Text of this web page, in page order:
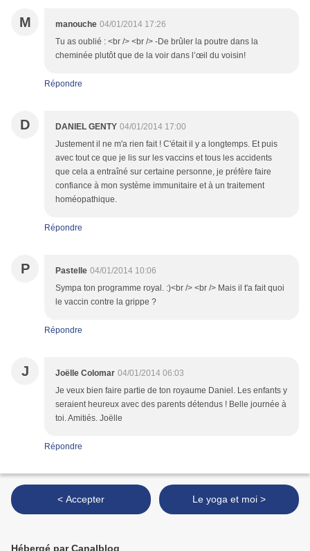
M manouche 04/01/2014 17:26
Tu as oublié : <br /> <br /> -De brûler la poutre dans la
cheminée plutôt que de la voir dans l’œil du voisin!
Répondre
D DANIEL GENTY 04/01/2014 17:00
Justement il ne m'a rien fait ! C'était il y a longtemps. Et puis
avec tout ce que je lis sur les vaccins et tous les accidents
que cela a entraîné sur certaine personne, je préfère faire
confiance à mon système immunitaire et à un traitement
homéopathique.
Répondre
P Pastelle 04/01/2014 10:06
Sympa ton programme royal. :)<br /> <br /> Mais il t'a fait quoi
le vaccin contre la grippe ?
Répondre
J Joëlle Colomar 04/01/2014 06:03
Je veux bien faire partie de ton royaume Daniel. Les enfants y
seraient heureux avec des parents détendus ! Belle journée à
toi. Amitiés. Joëlle
Répondre
< Accepter Le yoga et moi >
Hébergé par Canalblog